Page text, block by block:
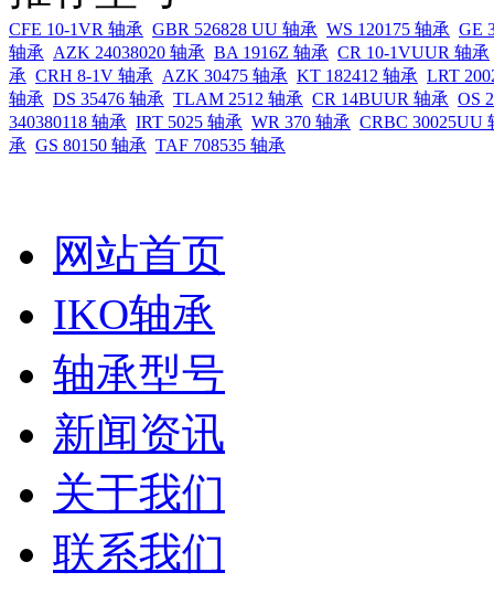
CFE 10-1VR 轴承 GBR 526828 UU 轴承 WS 120175 轴承 GE
轴承 AZK 24038020 轴承 BA 1916Z 轴承 CR 10-1VUUR 轴承
承 CRH 8-1V 轴承 AZK 30475 轴承 KT 182412 轴承 LRT
轴承 DS 35476 轴承 TLAM 2512 轴承 CR 14BUUR 轴承 OS
340380118 轴承 IRT 5025 轴承 WR 370 轴承 CRBC 30025UU
承 GS 80150 轴承 TAF 708535 轴承
网站首页
IKO轴承
轴承型号
新闻资讯
关于我们
联系我们